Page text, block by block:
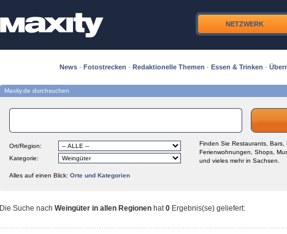
NETZWERK
News · Fotostrecken · Redaktionelle Themen · Essen & Trinken ·
Maxity.de durchsuchen
Ort/Region:
Kategorie:
Finden Sie Restaurants, Bars,
Ferienwohnungen, Shops,
und vieles mehr in Sachsen.
Alles auf einen Blick: Orte und Kategorien
Die Suche nach Weingüter in allen Regionen hat0 Ergebnis(se) geliefert: